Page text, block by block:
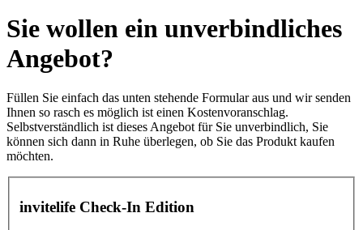
Sie wollen ein unverbindliches
Angebot?
Füllen Sie einfach das unten stehende Formular aus und wir senden
Ihnen so rasch es möglich ist einen Kostenvoranschlag.
Selbstverständlich ist dieses Angebot für Sie unverbindlich, Sie
können sich dann in Ruhe überlegen, ob Sie das Produkt kaufen
möchten.
invitelife Check-In Edition